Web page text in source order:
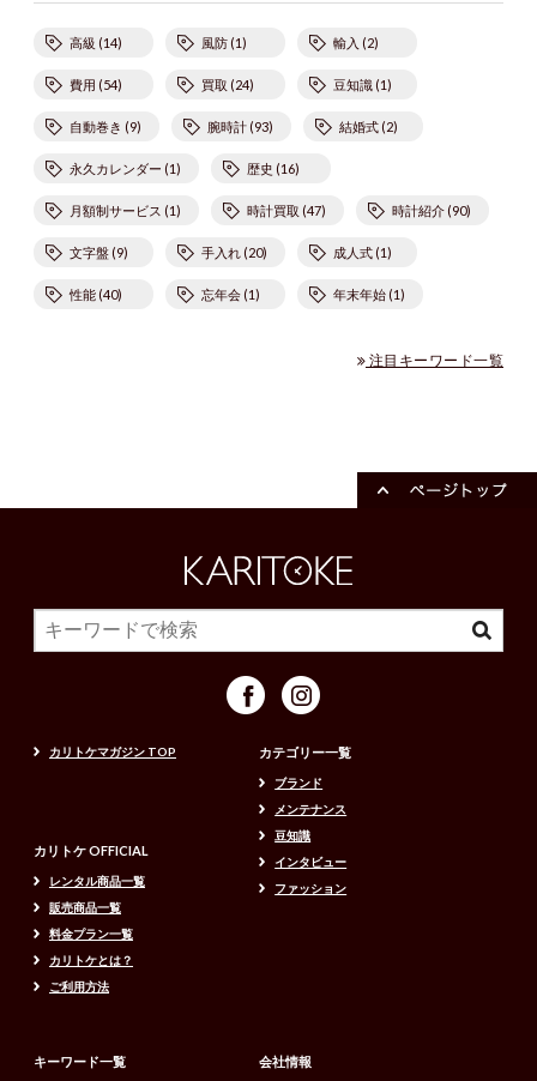
高級 (14) 風防 (1) 輸入 (2)
費用 (54) 買取 (24) 豆知識 (1)
自動巻き (9) 腕時計 (93) 結婚式 (2)
永久カレンダー (1) 歴史 (16)
月額制サービス (1) 時計買取 (47) 時計紹介 (90)
文字盤 (9) 手入れ (20) 成人式 (1)
性能 (40) 忘年会 (1) 年末年始 (1)
注目キーワード一覧
カリトケマガジン TOP
カリトケ OFFICIAL
レンタル商品一覧
販売商品一覧
料金プラン一覧
カリトケとは？
ご利用方法
カテゴリー一覧
ブランド
メンテナンス
豆知識
インタビュー
ファッション
キーワード一覧 会社情報